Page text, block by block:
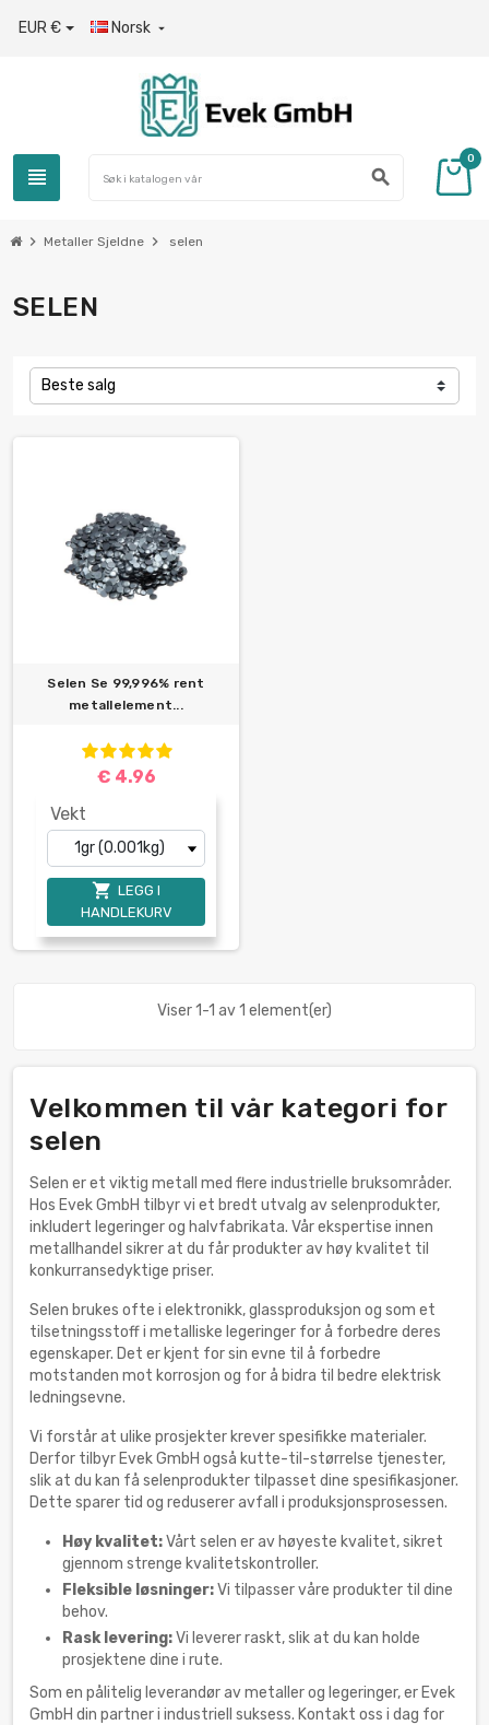
EUR € Norsk 
view_headline search
0
chevron_right Metaller Sjeldne chevron_right selen
SELEN
Beste salg
Selen Se 99,996% rent
metallelement...
€ 4.96
Vekt
 LEGG I
HANDLEKURV
Viser 1-1 av 1 element(er)
Velkommen til vår kategori for
selen
Selen er et viktig metall med flere industrielle bruksområder.
Hos Evek GmbH tilbyr vi et bredt utvalg av selenprodukter,
inkludert legeringer og halvfabrikata. Vår ekspertise innen
metallhandel sikrer at du får produkter av høy kvalitet til
konkurransedyktige priser.
Selen brukes ofte i elektronikk, glassproduksjon og som et
tilsetningsstoff i metalliske legeringer for å forbedre deres
egenskaper. Det er kjent for sin evne til å forbedre
motstanden mot korrosjon og for å bidra til bedre elektrisk
ledningsevne.
Vi forstår at ulike prosjekter krever spesifikke materialer.
Derfor tilbyr Evek GmbH også kutte-til-størrelse tjenester,
slik at du kan få selenprodukter tilpasset dine spesifikasjoner.
Dette sparer tid og reduserer avfall i produksjonsprosessen.
Høy kvalitet:Vårt selen er av høyeste kvalitet, sikret
gjennom strenge kvalitetskontroller.
Fleksible løsninger:Vi tilpasser våre produkter til dine
behov.
Rask levering:Vi leverer raskt, slik at du kan holde
prosjektene dine i rute.
Som en pålitelig leverandør av metaller og legeringer, er Evek
GmbH din partner i industriell suksess. Kontakt oss i dag for